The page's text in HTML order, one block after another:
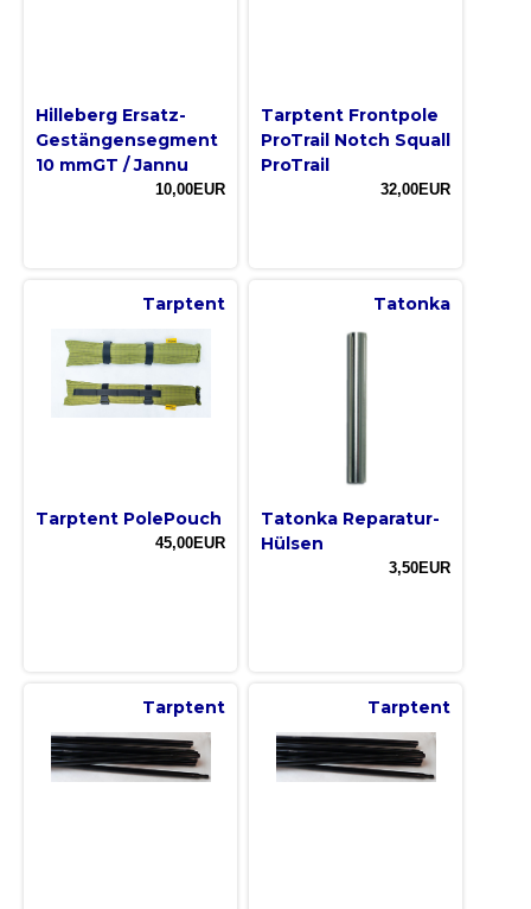
Hilleberg Ersatz-
Gestängensegment
10 mmGT / Jannu
10,00EUR
Tarptent Frontpole
ProTrail Notch Squall
ProTrail
32,00EUR
Tarptent
Tarptent PolePouch
45,00EUR
Tatonka
Tatonka Reparatur-
Hülsen
3,50EUR
Tarptent Tarptent